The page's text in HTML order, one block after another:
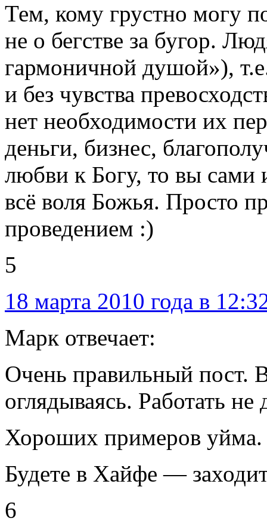
Тем, кому грустно могу
не о бегстве за бугор.
гармоничной душой»),
и без чувства
нет необходимости их
деньги, бизнес,
любви к Богу, то вы сами
всё воля Божья. Просто
проведением :)
5
18 марта 2010 года в
Марк отвечает:
Очень правильный пост.
оглядываясь. Работать не
Хороших примеров уйма.
Будете в Хайфе —
6